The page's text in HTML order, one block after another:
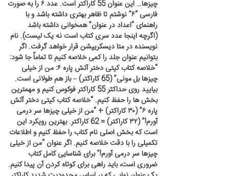
چیزها… این عنوان 55 کاراکتر است. عدد ۶ را به صورت
فارسی “۶” نوشتم تا ظاهر بهتری داشته باشد و با
راهنمای “اعداد در عنوان” همخوانی داشته باشد
(اگرچه اینجا عدد سری کتاب است نه یک لیست). نام
نویسنده در متا دیسکریپشن قرار خواهد گرفت. اگر
بتوانیم عنوان جلد را کمی خلاصه کنیم تا تماماً جا شود:
“خلاصه کتاب کیتی دختر آتش پاره ۶: من از خیلی
چیزها بل مونی” (65 کاراکتر) – باز هم طولانی است.
بیایید روی حداکثر 55 کاراکتر فوکوس کنیم و مهمترین
بخش ها را حفظ کنیم. “خلاصه کتاب کیتی دختر آتش
پاره ۶” (۳۰ کاراکتر) + “من از خیلی چیزها سر درمی
آورم!” (۳۲ کاراکتر) = 62 کاراکتر. بهترین رویکرد این
است که بخش اصلی نام کتاب را حفظ کنیم و اطلاعات
تکمیلی را با دقت خلاصه کنیم. اگر عنوان “من از خیلی
چیزها سر درمی آورم!” برای شناسایی کامل کتاب
ضروری است، باید راهی برای کوتاه کردن آن پیدا کنیم.